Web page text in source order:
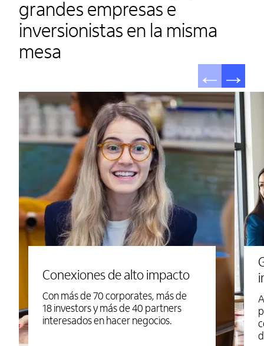
grandes empresas e
inversionistas en la misma
mesa
Conexiones de alto impacto
Con más de 70 corporates, más de
18 investors y más de 40 partners
interesados en hacer negocios.